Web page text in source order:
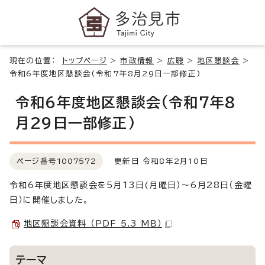
現在の位置： トップページ >市政情報 > 広聴 > 地区懇談会
>
令和6年度地区懇談会(令和7年8月29日一部修正)
令和6年度地区懇談会(令和7年8
月29日一部修正)
ページ番号 1007572 更新日 令和8年2月10日
令和6年度地区懇談会を5月13日(月曜日）～6月28日（金曜
日）に開催しました。
地区懇談会資料 （PDF 5.3 MB）
テーマ